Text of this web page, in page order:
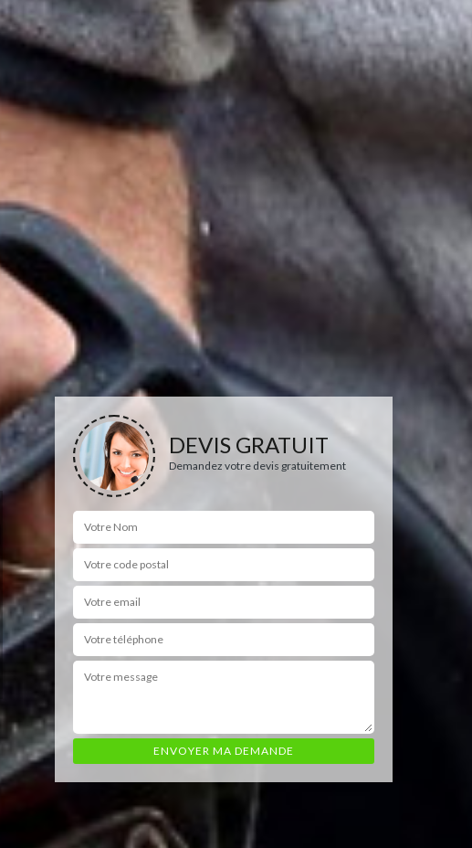
DEVIS GRATUIT
Demandez votre devis gratuitement